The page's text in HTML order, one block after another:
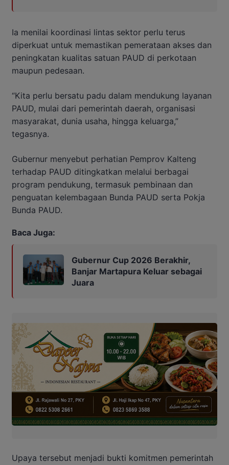
Ia menilai koordinasi lintas sektor perlu terus
diperkuat untuk memastikan pemerataan akses dan
peningkatan kualitas satuan PAUD di perkotaan
maupun pedesaan.
“Kita perlu bersatu padu dalam mendukung layanan
PAUD, mulai dari pemerintah daerah, organisasi
masyarakat, dunia usaha, hingga keluarga,”
tegasnya.
Gubernur menyebut perhatian Pemprov Kalteng
terhadap PAUD ditingkatkan melalui berbagai
program pendukung, termasuk pembinaan dan
penguatan kelembagaan Bunda PAUD serta Pokja
Bunda PAUD.
Baca Juga:
Gubernur Cup 2026 Berakhir,
Banjar Martapura Keluar sebagai
Juara
Upaya tersebut menjadi bukti komitmen pemerintah